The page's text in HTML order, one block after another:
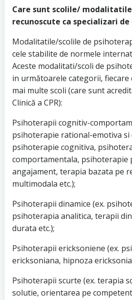
Care sunt scolile/
recunoscute ca specializari de
Modalitatile/scolile de
cele stabilite de normele
Aceste modalitati/scoli de
in următoarele categorii, fiecare
mai multe scoli (care sunt
Clinică a CPR):
Psihoterapii cognitiv-
psihoterapie rational-emotiva
psihoterapie cognitiva,
comportamentala, psihoterapie
angajament, terapia bazata pe
multimodala etc.);
Psihoterapii dinamice (ex.
psihoterapia analitica, terapii
durata etc.);
Psihoterapii ericksoniene (ex.
ericksoniana, hipnoza
Psihoterapii scurte (ex. terapia
solutie, orientarea pe